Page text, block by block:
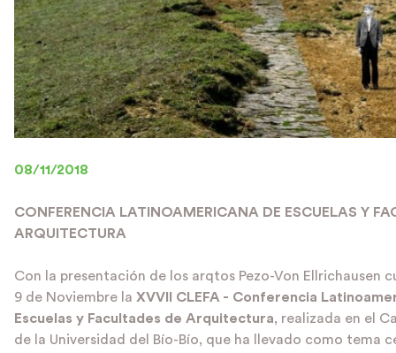
08/11/2018
CONFERENCIA LATINOAMERICANA DE ESCUELAS Y
ARQUITECTURA
Con la presentación de los arqtos Pezo-Von Ellrichausen
9 de Noviembre la XVVII CLEFA - Conferencia
Escuelas y Facultades de Arquitectura, realizada en el
de la Universidad del Bío-Bío, que ha llevado como tema